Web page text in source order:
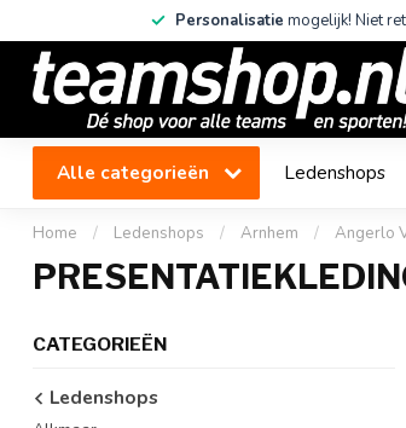
Personalisatie mogelijk! Niet
Alle categorieën Ledenshops
Home / Ledenshops / Arnhem / Angerlo
CATEGORIEËN
Ledenshops